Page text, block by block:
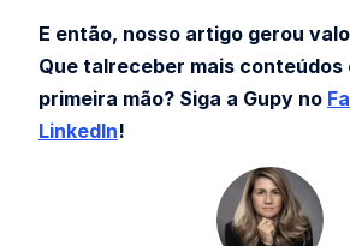
E então, nosso artigo gerou
Que talreceber mais conteúdos
primeira mão? Siga a Gupy no
LinkedIn!